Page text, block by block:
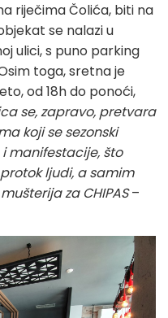
riječima Čolića, biti na
se nalazi u
ulici, s puno parking
toga, sretna je
od 18h do ponoći,
se, zapravo, pretvara
koji se sezonski
manifestacije, što
ljudi, a samim
za CHIPAS–